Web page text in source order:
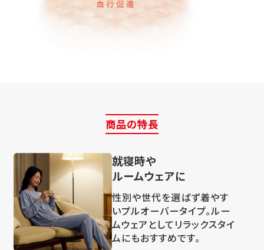
商品の特長
就寝時や
ルームウェアに
性別や世代を選ばず着やす
いプルオーバータイプ。ルー
ムウェアとしてリラックスタイ
ムにもおすすめです。